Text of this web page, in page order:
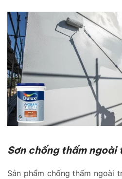
Sơn chống thấm
Sản phẩm chống thấm ngoài